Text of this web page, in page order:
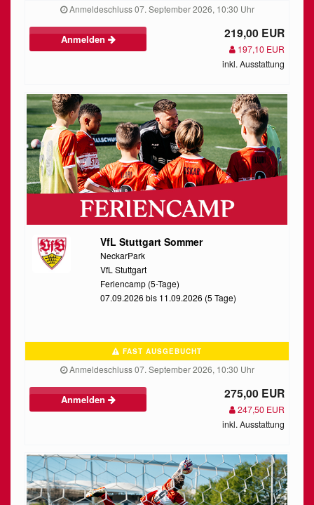
Anmeldeschluss 07. September 2026, 10:30 Uhr
Anmelden 219,00 EUR
197,10 EUR
inkl. Ausstattung
VfL Stuttgart Sommer
NeckarPark
VfL Stuttgart
Feriencamp (5-Tage)
07.09.2026 bis 11.09.2026 (5 Tage)
FAST AUSGEBUCHT
Anmeldeschluss 07. September 2026, 10:30 Uhr
Anmelden 275,00 EUR
247,50 EUR
inkl. Ausstattung